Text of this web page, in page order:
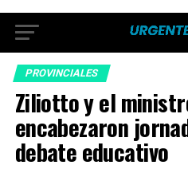
PROVINCIALES
Ziliotto y el
encabezaron
debate educativo